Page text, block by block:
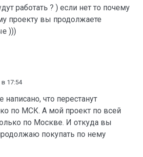
работать ? ) если нет то почему
проекту вы продолжаете
)))
в 17:54
написано, что перестанут
по МСК. А мой проект по всей
по Москве. И откуда вы
покупать по нему